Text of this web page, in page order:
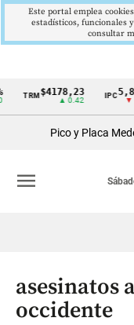
Cintillo
Colombia
TRM$4178,23
▲ 0.42
5,81
▼
Pico y Placa
menu
asesinatos
occidente
Este portal emplea
estadísticos, funcionales
consultar